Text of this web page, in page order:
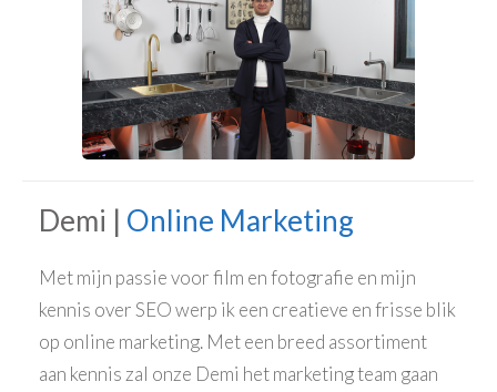
Demi | Online Marketing
Met mijn passie voor film en fotografie en mijn
kennis over SEO werp ik een creatieve en frisse blik
op online marketing. Met een breed assortiment
aan kennis zal onze Demi het marketing team gaan